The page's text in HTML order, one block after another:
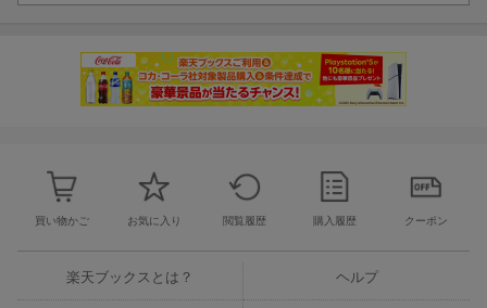
買い物かご お気に入り 閲覧履歴 購入履歴 クーポン
楽天ブックスとは？ ヘルプ